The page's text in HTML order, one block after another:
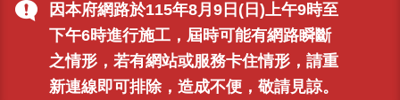
因本府網路於115年8月9日(日)上午9時至
下午6時進行施工，屆時可能有網路瞬斷
之情形，若有網站或服務卡住情形，請重
新連線即可排除，造成不便，敬請見諒。